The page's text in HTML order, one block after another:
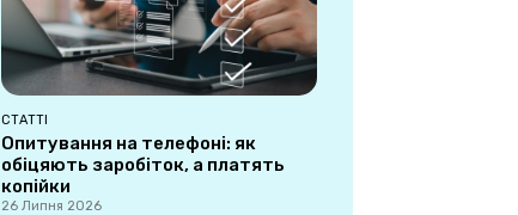
СТАТТІ
Опитування на телефоні: як
обіцяють заробіток, а платять
копійки
26 Липня 2026